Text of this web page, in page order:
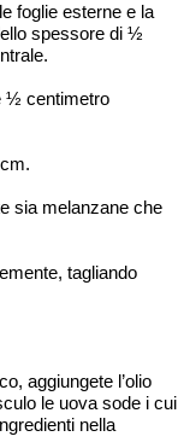
foglie esterne e la
spessore di ½
½ centimetro
sia melanzane che
tagliando
aggiungete l’olio
le uova sode i cui
nella